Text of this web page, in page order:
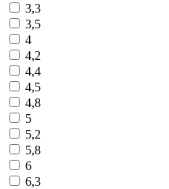
3,3
3,5
4
4,2
4,4
4,5
4,8
5
5,2
5,8
6
6,3